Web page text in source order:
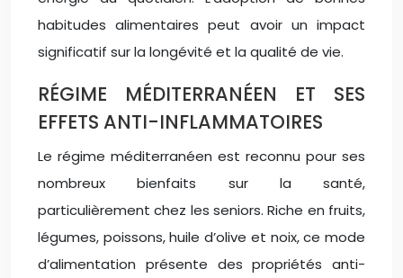
habitudes alimentaires peut avoir un impact
significatif sur la longévité et la qualité de vie.
RÉGIME MÉDITERRANÉEN ET SES
EFFETS ANTI-INFLAMMATOIRES
Le régime méditerranéen est reconnu pour ses
nombreux bienfaits sur la santé,
particulièrement chez les seniors. Riche en fruits,
légumes, poissons, huile d’olive et noix, ce mode
d’alimentation présente des propriétés anti-